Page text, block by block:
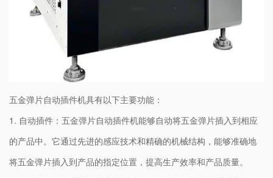
五金弹片自动插件机具有以下主要功能：
1. 自动插件：五金弹片自动插件机能够自动将五金弹片插入到相应
的产品中。它通过先进的感应技术和精确的机械结构，能够准确地
将五金弹片插入到产品的指定位置，提高生产效率和产品质量。